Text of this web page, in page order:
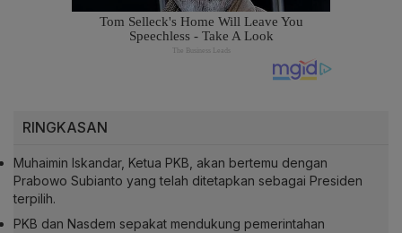
RINGKASAN
Muhaimin Iskandar, Ketua PKB, akan bertemu dengan
Prabowo Subianto yang telah ditetapkan sebagai Presiden
terpilih.
PKB dan Nasdem sepakat mendukung pemerintahan